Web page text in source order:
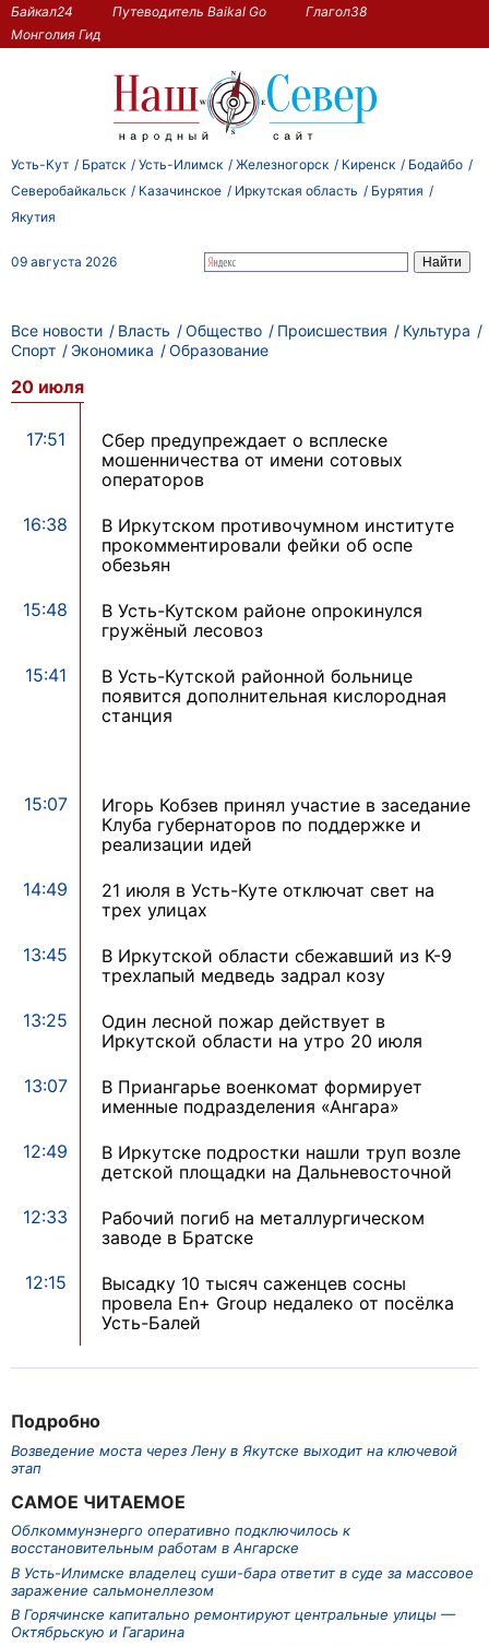
Байкал24 Путеводитель Baikal Go
Глагол38
Монголия Гид
Усть-Кут Братск Усть-Илимск Железногорск Киренск
Бодайбо
Северобайкальск
Казачинское Иркутская область
Бурятия
Якутия
09 августа 2026
Подробно
Возведение моста через Лену в Якутске выходит на ключевой
этап
САМОЕ ЧИТАЕМОЕ
Облкоммунэнерго оперативно подключилось к
восстановительным работам в Ангарске
В Усть-Илимске владелец суши-бара ответит в суде за массовое
заражение сальмонеллезом
В Горячинске капитально ремонтируют центральные улицы —
Октябрьскую и Гагарина
Все новости Власть Общество Происшествия
Культура
Спорт
Экономика Образование
20 июля
17:51
Сбер предупреждает о всплеске
мошенничества от имени сотовых
операторов
16:38
В Иркутском противочумном институте
прокомментировали фейки об оспе
обезьян
15:48
В Усть-Кутcком районе опрокинулся
гружёный лесовоз
15:41
В Усть-Кутской районной больнице
появится дополнительная кислородная
станция
15:07
Игорь Кобзев принял участие в заседание
Клуба губернаторов по поддержке и
реализации идей
14:49
21 июля в Усть-Куте отключат свет на
трех улицах
13:45
В Иркутской области сбежавший из К-9
трехлапый медведь задрал козу
13:25
Один лесной пожар действует в
Иркутской области на утро 20 июля
13:07
В Приангарье военкомат формирует
именные подразделения «Ангара»
12:49
В Иркутске подростки нашли труп возле
детской площадки на Дальневосточной
12:33
Рабочий погиб на металлургическом
заводе в Братске
12:15
Высадку 10 тысяч саженцев сосны
провела En+ Group недалеко от посёлка
Усть-Балей